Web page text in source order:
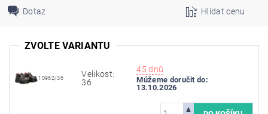
Dotaz Hlídat cenu
ZVOLTE VARIANTU
10962/36
Velikost:
36
45 dnů
Můžeme doručit do:
13.10.2026